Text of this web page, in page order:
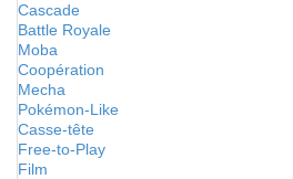
Cascade
Battle Royale
Moba
Coopération
Mecha
Pokémon-Like
Casse-tête
Free-to-Play
Film